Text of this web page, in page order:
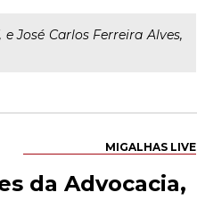
José Carlos Ferreira Alves,
MIGALHAS LIVE
da Advocacia,